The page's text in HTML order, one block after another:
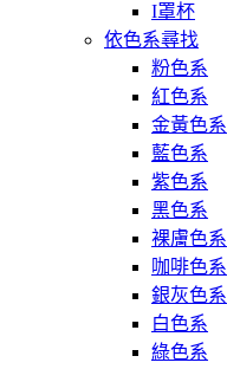
I罩杯
依色系尋找
粉色系
紅色系
金黃色系
藍色系
紫色系
黑色系
裸膚色系
咖啡色系
銀灰色系
白色系
綠色系